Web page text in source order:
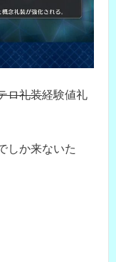
ロ礼装経験値礼
しか来ないた